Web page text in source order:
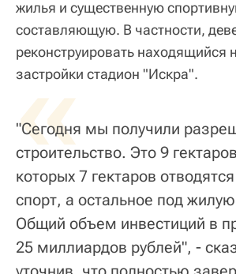
жилья и существенную
составляющую. В частности,
реконструировать находящийся
застройки стадион "Искра".
«
"Сегодня мы получили
строительство. Это 9
которых 7 гектаров
спорт, а остальное под
Общий объем инвестиций в
25 миллиардов рублей", -